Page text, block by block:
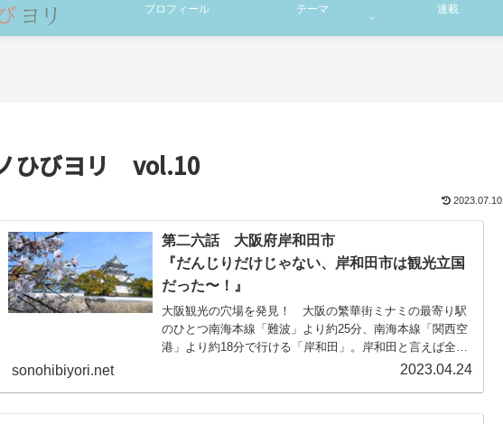
プロフィール テーマ 連載
ひびヨリ vol.10
2023.07.10
第二六話 大阪府岸和田市
『だんじりだけじゃない、岸和田市は観光立国
だった〜！』
大阪観光の穴場を発見！ 大阪の繁華街ミナミの最寄り駅
のひとつ南海本線「難波」より約25分、南海本線「関西空
港」より約18分で行ける「岸和田」。岸和田と言えば全国
的に「だんじり」が有名だけど、それだけではなかっ
sonohibiyori.net 2023.04.24